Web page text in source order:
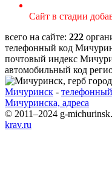
Сайт в стадии
всего на сайте: 222
телефонный код
почтовый индекс
автомобильный код
Мичуринск -
Мичуринска, адреса
© 2011–2024 g-
krav.ru